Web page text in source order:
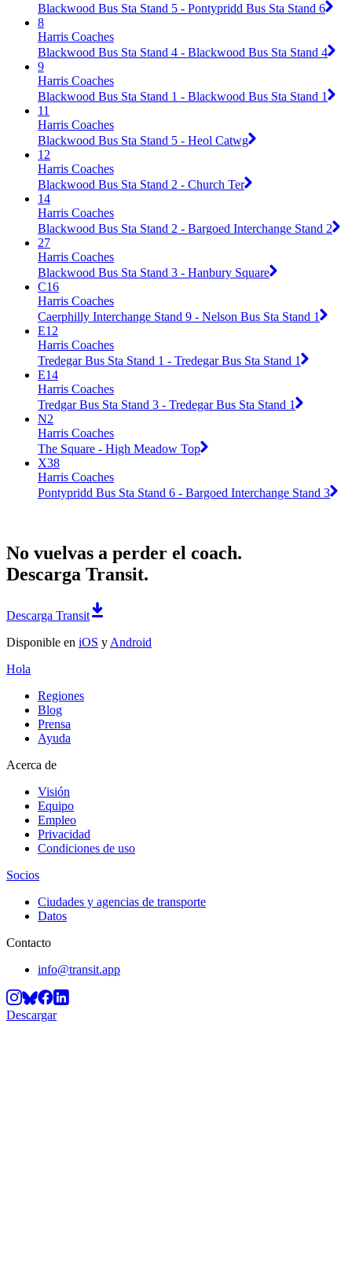
Blackwood Bus Sta Stand 5 - Pontypridd Bus Sta Stand 6
8
Harris Coaches
Blackwood Bus Sta Stand 4 - Blackwood Bus Sta Stand 4
9
Harris Coaches
Blackwood Bus Sta Stand 1 - Blackwood Bus Sta Stand 1
11
Harris Coaches
Blackwood Bus Sta Stand 5 - Heol Catwg
12
Harris Coaches
Blackwood Bus Sta Stand 2 - Church Ter
14
Harris Coaches
Blackwood Bus Sta Stand 2 - Bargoed Interchange Stand 2
27
Harris Coaches
Blackwood Bus Sta Stand 3 - Hanbury Square
C16
Harris Coaches
Caerphilly Interchange Stand 9 - Nelson Bus Sta Stand 1
E12
Harris Coaches
Tredegar Bus Sta Stand 1 - Tredegar Bus Sta Stand 1
E14
Harris Coaches
Tredgar Bus Sta Stand 3 - Tredegar Bus Sta Stand 1
N2
Harris Coaches
The Square - High Meadow Top
X38
Harris Coaches
Pontypridd Bus Sta Stand 6 - Bargoed Interchange Stand 3
No vuelvas a perder el coach.
Descarga Transit.
Descarga Transit
Disponible en iOS y Android
Hola
Regiones
Blog
Prensa
Ayuda
Acerca de
Visión
Equipo
Empleo
Privacidad
Condiciones de uso
Socios
Ciudades y agencias de transporte
Datos
Contacto
info@transit.app
Descargar